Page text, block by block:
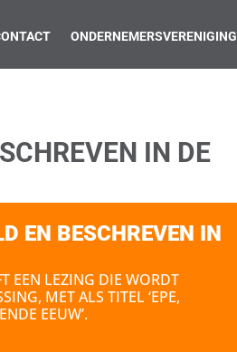
ONDERNEMERSVERENIGING
IN DE
EN BESCHREVEN IN
EEN LEZING DIE WORDT
MET ALS TITEL ‘EPE,
EEUW’.